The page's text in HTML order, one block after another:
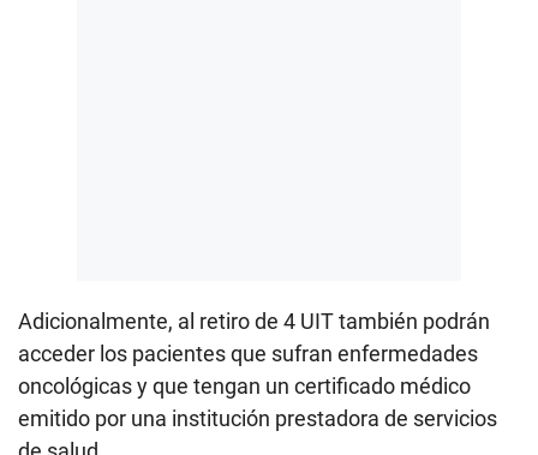
Adicionalmente, al retiro de 4 UIT también podrán
acceder los pacientes que sufran enfermedades
oncológicas y que tengan un certificado médico
emitido por una institución prestadora de servicios